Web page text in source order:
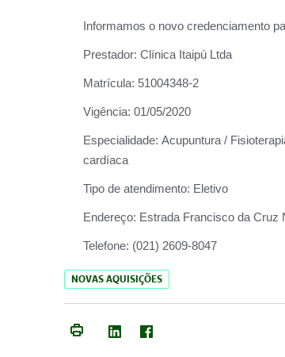
Informamos o novo credenciamento
Prestador: Clínica Itaipú Ltda
Matrícula: 51004348-2
Vigência: 01/05/2020
Especialidade: Acupuntura /
cardíaca
Tipo de atendimento: Eletivo
Endereço: Estrada Francisco da Cruz
Telefone: (021) 2609-8047
NOVAS AQUISIÇÕES